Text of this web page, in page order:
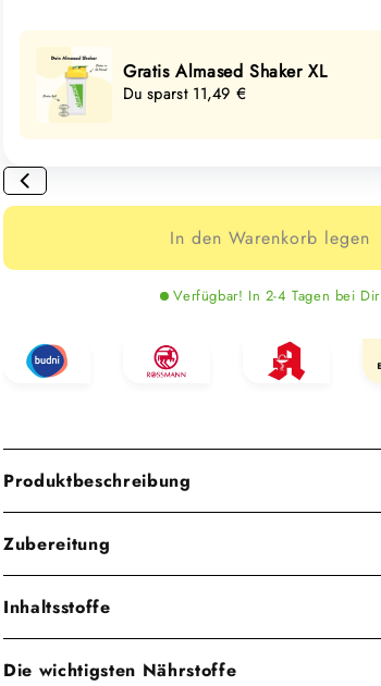
Gratis Almased Shaker XL
Du sparst 11,49 €
In den Warenkorb legen
Verfügbar! In 2-4 Tagen bei Dir
Produktbeschreibung
Zubereitung
Inhaltsstoffe
Die wichtigsten Nährstoffe